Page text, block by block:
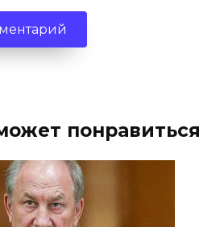
понравиться